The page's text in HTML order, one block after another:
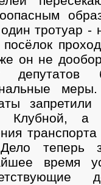
один тротуар -
посёлок
он не
Клубной, а
теперь
время